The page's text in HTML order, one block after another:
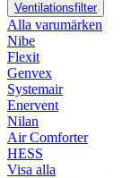
Ventilationsfilter
Alla varumärken
Nibe
Flexit
Genvex
Systemair
Enervent
Nilan
Air Comforter
HESS
Visa alla